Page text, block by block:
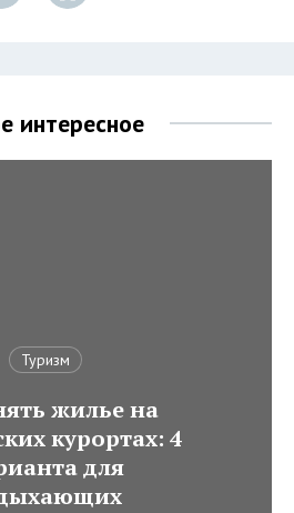
интересное
Туризм
жилье на
курортах: 4
для